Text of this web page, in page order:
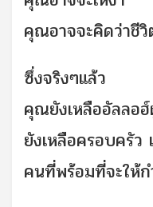
คุณอาจจะคิดว่าชี
ซึ่งจริงๆแล้ว
คุณยังเหลืออัลลอ
ยังเหลือครอบครัว
คนที่พร้อมที่จะให้ก